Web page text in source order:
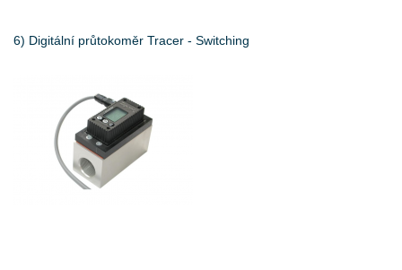
6) Digitální průtokoměr Tracer - Switching